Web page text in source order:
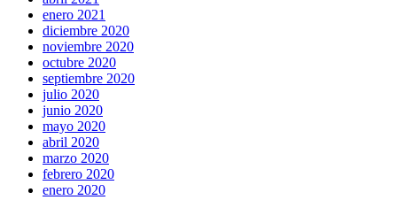
enero 2021
diciembre 2020
noviembre 2020
octubre 2020
septiembre 2020
julio 2020
junio 2020
mayo 2020
abril 2020
marzo 2020
febrero 2020
enero 2020